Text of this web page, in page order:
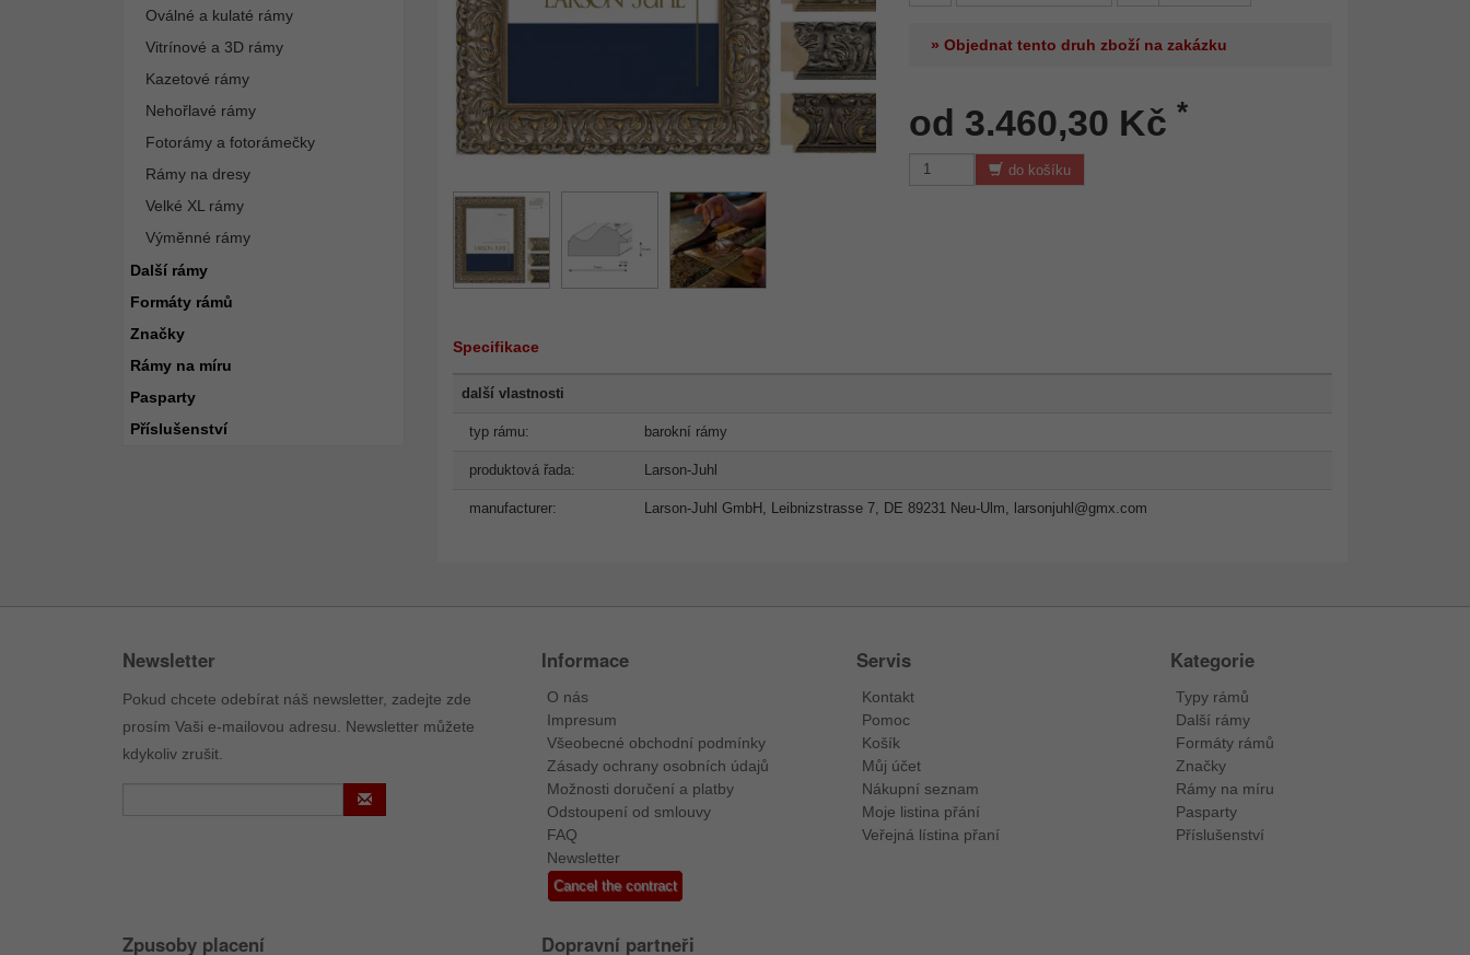
Oválné a kulaté rámy
Vitrínové a 3D rámy
Kazetové rámy
Nehořlavé rámy
Fotorámy a fotorámečky
Rámy na dresy
Velké XL rámy
Výměnné rámy
Další rámy
Formáty rámů
Značky
Rámy na míru
Pasparty
Příslušenství
» Objednat tento druh zboží na zakázku
od 3.460,30 Kč *
do košíku
Specifikace
další vlastnosti
typ rámu: barokní rámy
produktová řada: Larson-Juhl
manufacturer: Larson-Juhl GmbH, Leibnizstrasse 7, DE 89231 Neu-Ulm, larsonjuhl@gmx.com
Newsletter
Pokud chcete odebírat náš newsletter, zadejte zde
prosím Vaši e-mailovou adresu. Newsletter můžete
kdykoliv zrušit.
Informace
O nás
Impresum
Všeobecné obchodní podmínky
Zásady ochrany osobních údajů
Možnosti doručení a platby
Odstoupení od smlouvy
FAQ
Newsletter
Cancel the contract
Servis
Kontakt
Pomoc
Košík
Můj účet
Nákupní seznam
Moje listina přání
Veřejná lístina přaní
Kategorie
Typy rámů
Další rámy
Formáty rámů
Značky
Rámy na míru
Pasparty
Příslušenství
Zpusoby placení Dopravní partneři